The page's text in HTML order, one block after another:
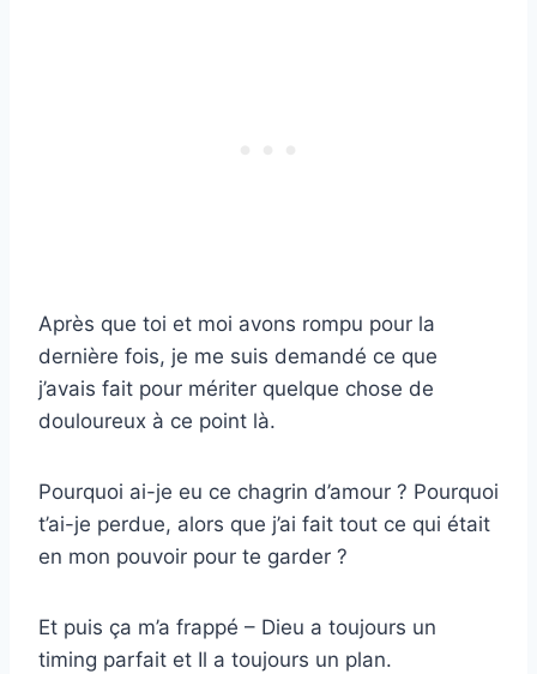
Après que toi et moi avons rompu pour la
dernière fois, je me suis demandé ce que
j’avais fait pour mériter quelque chose de
douloureux à ce point là.
Pourquoi ai-je eu ce chagrin d’amour ? Pourquoi
t’ai-je perdue, alors que j’ai fait tout ce qui était
en mon pouvoir pour te garder ?
Et puis ça m’a frappé – Dieu a toujours un
timing parfait et Il a toujours un plan.